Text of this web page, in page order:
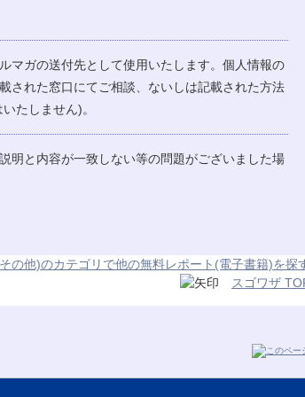
マガの送付先として使用いたします。個人情報の
された窓口にてご相談、ないしは記載された方法
たしません)。
明と内容が一致しない等の問題がございました場
の他)のカテゴリで他の無料レポート(電子書籍)を探
スゴワザ